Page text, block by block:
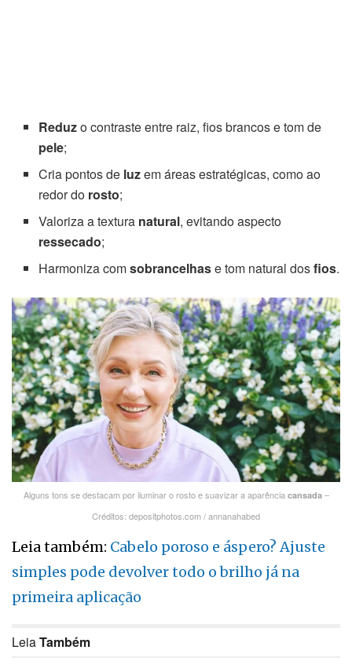
Reduzo contraste entre raiz, fios brancos e tom de
pele;
Cria pontos de luzem áreas estratégicas, como ao
redor do rosto;
Valoriza a textura natural, evitando aspecto
ressecado;
Harmoniza comsobrancelhase tom natural dosfios.
Alguns tons se destacam por iluminar o rosto e suavizar a aparência cansada–
Créditos: depositphotos.com / annanahabed
Leia também: Cabelo poroso e áspero? Ajuste
simples pode devolver todo o brilho já na
primeira aplicação
LeiaTambém